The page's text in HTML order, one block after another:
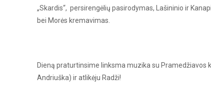
„Skardis“, persirengėlių pasirodymas, Lašininio ir
bei Morės kremavimas.
Dieną praturtinsime linksma muzika su Pramedžiavos
Andriuška) ir atlikėju Radži!